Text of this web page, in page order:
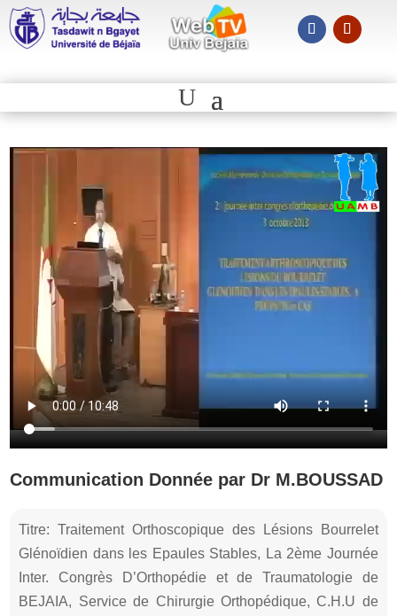
Communication Donnée par Dr M.BOUSSAD
Titre: Traitement Orthoscopique des Lésions Bourrelet
Glénoïdien dans les Epaules Stables, La 2ème Journée
Inter. Congrès D’Orthopédie et de Traumatologie de
BEJAIA, Service de Chirurgie Orthopédique, C.H.U de